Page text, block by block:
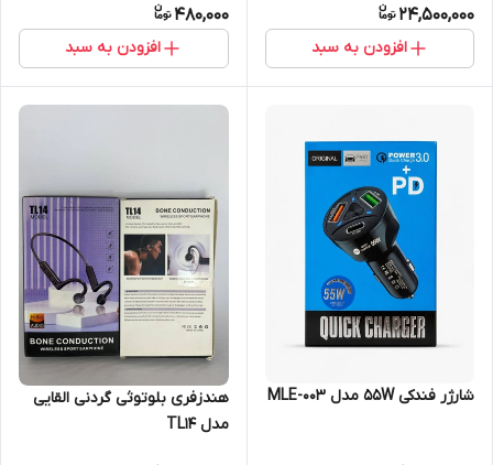
24,500,000
افزودن به سبد
480,000
افزودن به سبد
شارژر فندکی 55W مدل MLE-003
هندزفری بلوتوثی گردنی القایی
مدل TL14